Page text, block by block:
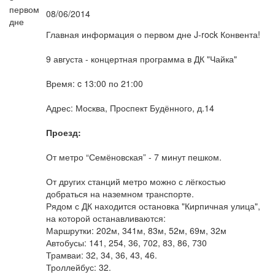
08/06/2014
Главная информация о первом дне J-rock Конвента!
9 августа - концертная программа в ДК "Чайка"
Время: c 13:00 по 21:00
Адрес: Москва, Проспект Будённого, д.14
Проезд:
От метро “Семёновская” - 7 минут пешком.
От других станций метро можно с лёгкостью
добраться на наземном транспорте.
Рядом с ДК находится остановка "Кирпичная улица",
на которой останавливаются:
Маршрутки: 202м, 341м, 83м, 52м, 69м, 32м
Автобусы: 141, 254, 36, 702, 83, 86, 730
Трамваи: 32, 34, 36, 43, 46.
Троллейбус: 32.